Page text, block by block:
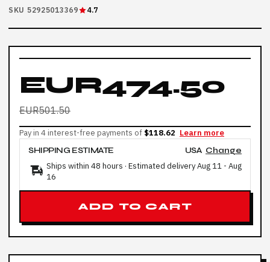
SKU 52925013369 4.7
EUR474.50
EUR501.50
Pay in 4 interest-free payments of $118.62 Learn more
SHIPPING ESTIMATE
USA Change
Ships within 48 hours · Estimated deliveryAug 11 - Aug
16
ADD TO CART